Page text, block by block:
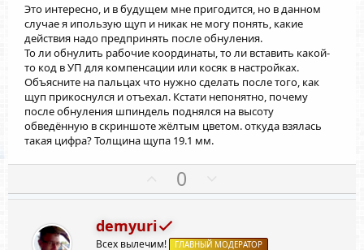
г
о
л
о
с
г
о
л
о
с
Это интересно, и в будущем мне пригодится, но в данном
случае я ипользую щуп и никак не могу понять, какие
действия надо предпринять после обнуления.
То ли обнулить рабочие координаты, то ли вставить какой-
то код в УП для компенсации или косяк в настройках.
Объясните на пальцах что нужно сделать после того, как
щуп прикоснулся и отъехал. Кстати непонятно, почему
после обнуления шпиндель поднялся на высоту
обведённую в скриншоте жёлтым цветом. откуда взялась
такая цифра? Толщина щупа 19.1 мм.
о
з
и
0
е
а
demyuri
Всех вылечим! ГЛАВНЫЙ МОДЕРАТОР